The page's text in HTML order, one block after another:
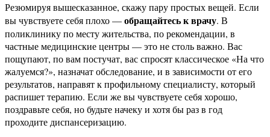
Резюмируя вышесказанное, скажу пару простых вещей. Если
вы чувствуете себя плохо —обращайтесь к врачу. В
поликлинику по месту жительства, по рекомендации, в
частные медицинские центры — это не столь важно. Вас
пощупают, по вам постучат, вас спросят классическое «На что
жалуемся?», назначат обследование, и в зависимости от его
результатов, направят к профильному специалисту, который
распишет терапию. Если же вы чувствуете себя хорошо,
поздравьте себя, но будьте начеку и хотя бы раз в год
проходите диспансеризацию.